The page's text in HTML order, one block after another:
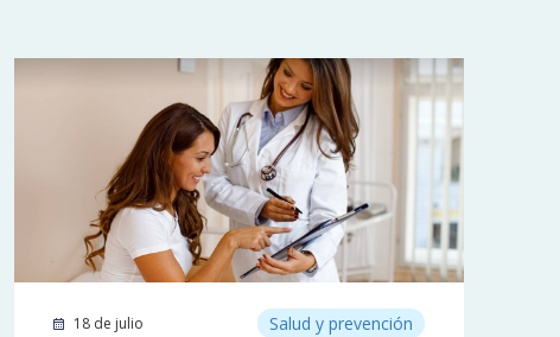
18 de julio Salud y prevención